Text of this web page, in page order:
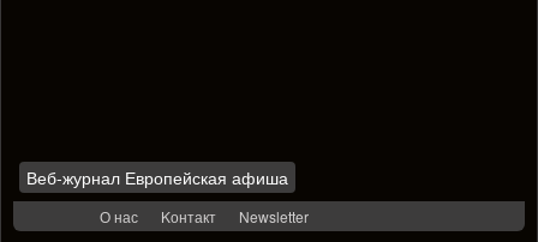
Веб-журнал Европейская афиша
О нас Kонтакт Newsletter